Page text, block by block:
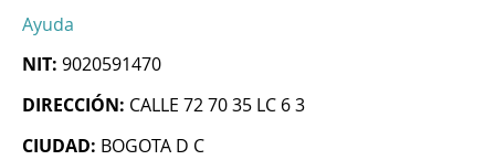
Ayuda
NIT: 9020591470
DIRECCIÓN: CALLE 72 70 35 LC 6 3
CIUDAD: BOGOTA D C